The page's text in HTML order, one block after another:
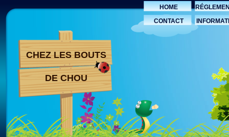
HOME
CONTACT
CHEZ LES BOUTS
DE CHOU